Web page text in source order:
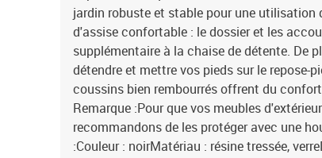
jardin robuste et stable pour une utilisation
d'assise confortable : le dossier et les
supplémentaire à la chaise de détente. De
détendre et mettre vos pieds sur le repose-
coussins bien rembourrés offrent du
Remarque :Pour que vos meubles
recommandons de les protéger avec une
:Couleur : noirMatériau : résine tressée,